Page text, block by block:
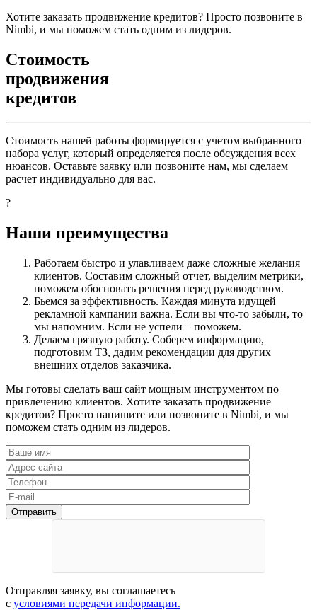
Хотите заказать продвижение кредитов? Просто позвоните в
Nimbi, и мы поможем стать одним из лидеров.
Стоимость
продвижения
кредитов
Стоимость нашей работы формируется с учетом выбранного
набора услуг, который определяется после обсуждения всех
нюансов. Оставьте заявку или позвоните нам, мы сделаем
расчет индивидуально для вас.
?
Наши преимущества
Работаем быстро и улавливаем даже сложные желания
клиентов. Составим сложный отчет, выделим метрики,
поможем обосновать решения перед руководством.
Бьемся за эффективность. Каждая минута идущей
рекламной кампании важна. Если вы что-то забыли, то
мы напомним. Если не успели – поможем.
Делаем грязную работу. Соберем информацию,
подготовим ТЗ, дадим рекомендации для других
внешних отделов заказчика.
Мы готовы сделать ваш сайт мощным инструментом по
привлечению клиентов. Хотите заказать продвижение
кредитов? Просто напишите или позвоните в Nimbi, и мы
поможем стать одним из лидеров.
Отправляя заявку, вы соглашаетесь
с условиями передачи информации.